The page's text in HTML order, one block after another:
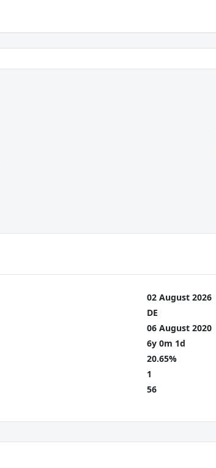
02 August 2026
DE
06 August 2020
6y 0m 1d
20.65%
1
56